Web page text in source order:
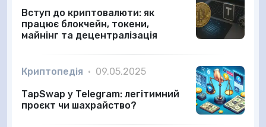
Вступ до криптовалюти: як
працює блокчейн, токени,
майнінг та децентралізація
Криптопедія • 09.05.2025
TapSwap у Telegram: легітимний
проєкт чи шахрайство?